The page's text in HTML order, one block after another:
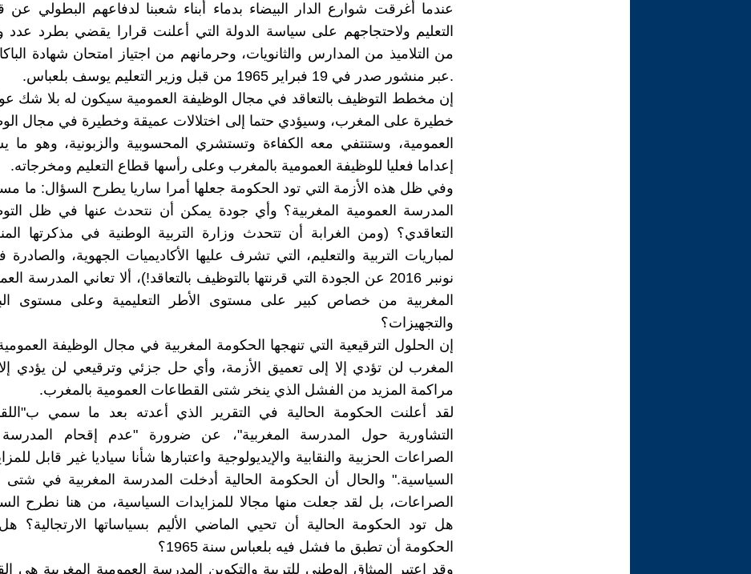
عندما أغرقت شوارع الدار البيضاء بدماء أبناء شعبنا لدفاعهم البطولي عن
التعليم ولاحتجاجهم على سياسة الدولة التي أعلنت قرارا يقضي بطرد عدد
من التلاميذ من المدارس والثانويات، وحرمانهم من اجتياز امتحان شهادة
.عبر منشور صدر في 19 فبراير 1965 من قبل وزير التعليم يوسف بلعباس.
إن مخطط التوظيف بالتعاقد في مجال الوظيفة العمومية سيكون له بلا شك
خطيرة على المغرب، وسيؤدي حتما إلى اختلالات عميقة وخطيرة في مجال
العمومية، وستنتفي معه الكفاءة وتستشري المحسوبية والزبونية، وهو ما
إعداما فعليا للوظيفة العمومية بالمغرب وعلى رأسها قطاع التعليم ومخرجاته.
وفي ظل هذه الأزمة التي تود الحكومة جعلها أمرا ساريا يطرح السؤال: ما
المدرسة العمومية المغربية؟ وأي جودة يمكن أن نتحدث عنها في ظل
التعاقدي؟ (ومن الغرابة أن تتحدث وزارة التربية الوطنية في مذكرتها
نونبر 2016 عن الجودة التي قرنتها بالتوظيف بالتعاقد!)، ألا تعاني المدرسة
المغربية من خصاص كبير على مستوى الأطر التعليمية وعلى مستوى
والتجهيزات؟
إن الحلول الترقيعية التي تنهجها الحكومة المغربية في مجال الوظيفة
المغرب لن تؤدي إلا إلى تعميق الأزمة، وأي حل جزئي وترقيعي لن يؤدي
مراكمة المزيد من الفشل الذي ينخر شتى القطاعات العمومية بالمغرب.
لقد أعلنت الحكومة الحالية في التقرير الذي أعدته بعد ما سمي
التشاورية حول المدرسة المغربية"، عن ضرورة "عدم إقحام
الصراعات الحزبية والنقابية والإيديولوجية واعتبارها شأنا سياديا غير قابل
السياسية." والحال أن الحكومة الحالية أدخلت المدرسة المغربية في شتى
الصراعات، بل لقد جعلت منها مجالا للمزايدات السياسية، من هنا نطرح
هل تود الحكومة الحالية أن تحيي الماضي الأليم بسياساتها الارتجالية؟
الحكومة أن تطبق ما فشل فيه بلعباس سنة 1965؟
وقد اعتبر الميثاق الوطني للتربية والتكوين المدرسة العمومية المغربية هي